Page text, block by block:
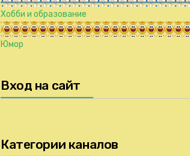
Хобби и образование
Юмор
Вход на сайт
Категории каналов